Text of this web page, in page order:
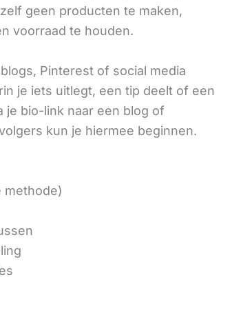
geen producten te maken,
voorraad te houden.
Pinterest of social media
je iets uitlegt, een tip deelt of een
je bio-link naar een blog of
kun je hiermee beginnen.
methode)